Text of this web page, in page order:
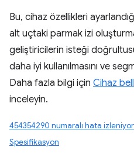
Bu, cihaz özellikleri
alt uçtaki parmak izi
geliştiricilerin isteği
daha iyi kullanılmasını ve
Daha fazla bilgi için Cihaz
inceleyin.
454354290 numaralı hata izleniyor
Spesifikasyon